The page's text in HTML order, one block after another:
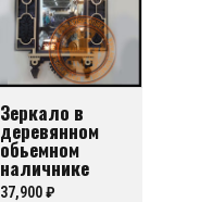
Зеркало в
деревянном
обьемном
наличнике
“Гжель”
37,900₽